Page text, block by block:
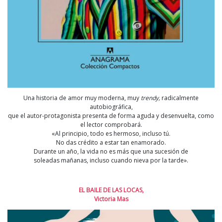
Una historia de amor muy moderna, muy trendy, radicalmente
autobiográfica,
que el autor-protagonista presenta de forma aguda y desenvuelta, como
el lector comprobará.
«Al principio, todo es hermoso, incluso tú.
No das crédito a estar tan enamorado.
Durante un año, la vida no es más que una sucesión de
soleadas mañanas, incluso cuando nieva por la tarde».
EL BAILE DE LAS LOCAS,
Victoria Mas